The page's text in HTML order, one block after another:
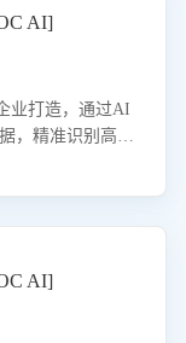
长避短。
AI]
业打造，通过AI
，精准识别高流
落地的挽回策
AI]